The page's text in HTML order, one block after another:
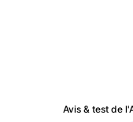
Avis & test de